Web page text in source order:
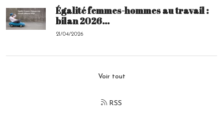
Égalité femmes-hommes au travail :
bilan 2026...
21/04/2026
Voir tout
RSS